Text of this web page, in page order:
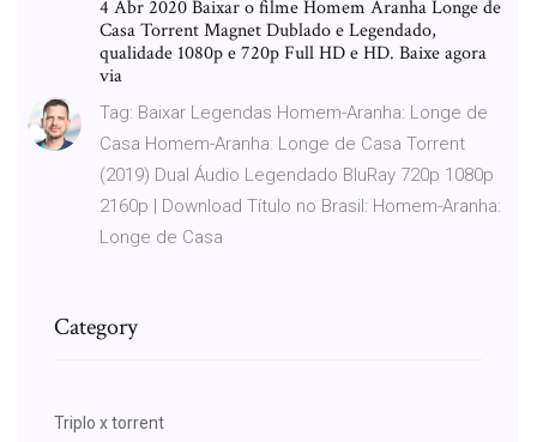
4 Abr 2020 Baixar o filme Homem Aranha Longe de
Casa Torrent Magnet Dublado e Legendado,
qualidade 1080p e 720p Full HD e HD. Baixe agora
via
Tag: Baixar Legendas Homem-Aranha: Longe de
Casa Homem-Aranha: Longe de Casa Torrent
(2019) Dual Áudio Legendado BluRay 720p 1080p
2160p | Download Título no Brasil: Homem-Aranha:
Longe de Casa
Category
Triplo x torrent